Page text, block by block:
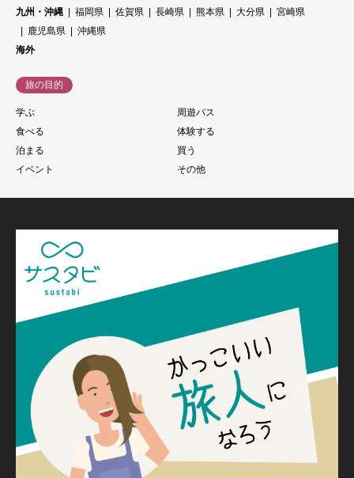
九州・沖縄
福岡県 佐賀県 長崎県 熊本県 大分県
宮崎県
鹿児島県
沖縄県
海外
旅の目的
学ぶ
周遊パス
食べる
体験する
泊まる
買う
イベント
その他